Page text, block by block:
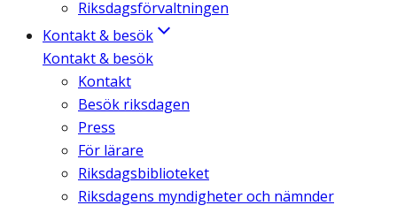
Riksdagsförvaltningen
Kontakt & besök
Kontakt & besök
Kontakt
Besök riksdagen
Press
För lärare
Riksdagsbiblioteket
Riksdagens myndigheter och nämnder